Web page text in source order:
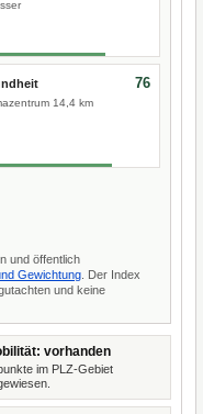
14,4 km
76
und öffentlich
Gewichtung . Der Index
und keine
vorhanden
im PLZ-Gebiet